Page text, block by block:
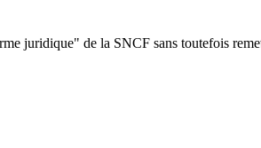
juridique" de la SNCF sans toutefois